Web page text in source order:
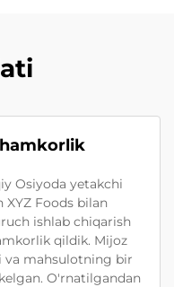
Osiyoda yetakchi
Foods bilan
ishlab chiqarish
qildik. Mijoz
va mahsulotning bir
O'rnatilgandan